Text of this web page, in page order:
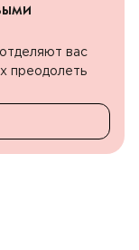
вас
преодолеть